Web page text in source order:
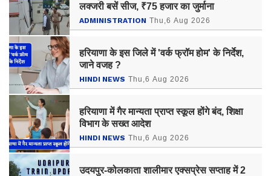
लक्जरी बसें सीज, ₹75 हजार का जुर्माना
ADMINISTRATION Thu,6 Aug 2026
हरियाणा के इस जिले में 'वर्क फ्रॉम होम' के निर्देश,
जाने वजह ?
HINDI NEWS Thu,6 Aug 2026
हरियाणा में गैर मान्यता प्राप्त स्कूल होंगे बंद, शिक्षा
विभाग के सख्त आदेश
HINDI NEWS Thu,6 Aug 2026
उदयपुर-कोलकाता शालीमार एक्सप्रेस सप्ताह में 2